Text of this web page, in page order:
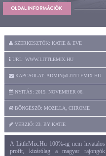
SZERKESZTŐK: KATIE & EVE
URL: WWW.LITTLEMIX.HU
KAPCSOLAT: ADMIN@LITTLEMIX.HU
NYITÁS: 2015. NOVEMBER 06.
BÖNGÉSZŐ: MOZILLA, CHROME
VERZIÓ: 23. BY KATIE
A LittleMix.Hu 100%-ig nem
profit, kizárólag a magyar